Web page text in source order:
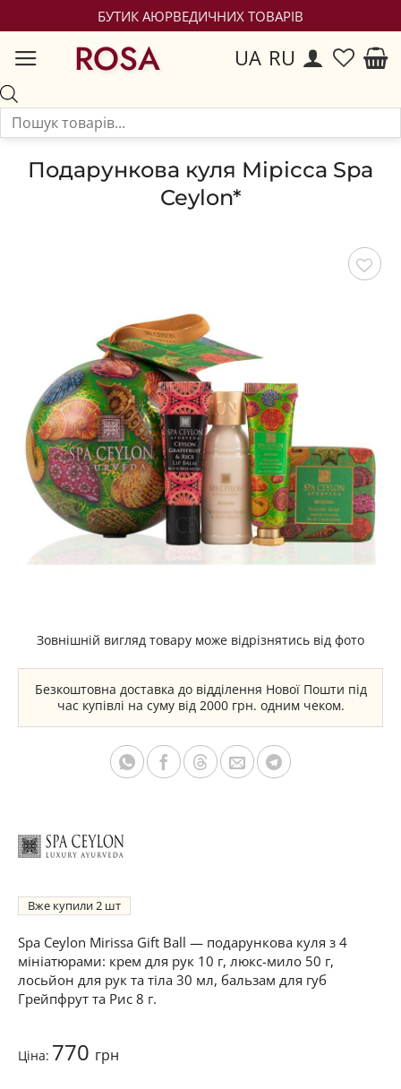
БУТИК АЮРВЕДИЧНИХ ТОВАРІВ
ROSA UA RU
Подарункова куля Мірісса Spa
Ceylon*
Зовнішній вигляд товару може відрізнятись від фото
Безкоштовна доставка до відділення Нової Пошти під
час купівлі на суму від 2000 грн. одним чеком.
Вже купили2
Spa Ceylon Mirissa Gift Ball — подарункова куля з 4
мініатюрами: крем для рук 10 г, люкс-мило 50 г,
лосьйон для рук та тіла 30 мл, бальзам для губ
Грейпфрут та Рис 8 г.
Ціна: 770 грн